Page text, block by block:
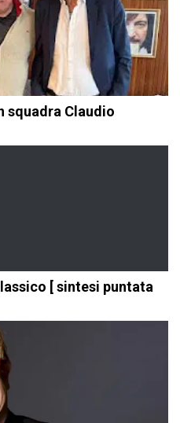
squadra Claudio
[ sintesi puntata